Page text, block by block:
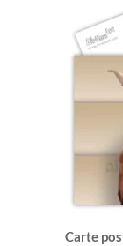
Carte